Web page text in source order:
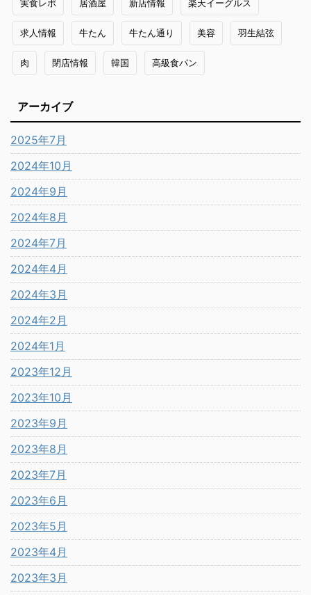
実食レポ 居酒屋 新店情報 楽天イーグルス
求人情報 牛たん 牛たん通り 美容 羽生結弦
肉 閉店情報 韓国 高級食パン
アーカイブ
2025年7月
2024年10月
2024年9月
2024年8月
2024年7月
2024年4月
2024年3月
2024年2月
2024年1月
2023年12月
2023年10月
2023年9月
2023年8月
2023年7月
2023年6月
2023年5月
2023年4月
2023年3月